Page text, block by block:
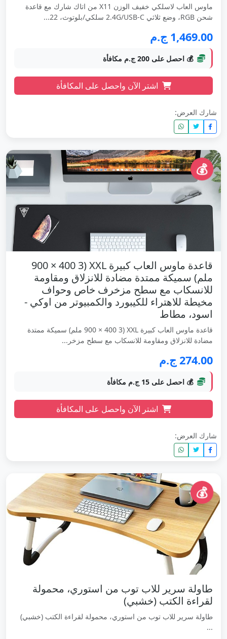
ماوس العاب لاسلكي خفيف الوزن X11 من اتاك شارك مع قاعدة
شحن RGB، وضع ثلاثي 2.4G/USB-C سلكي/بلوتوث، 22...
1,469.00 ج.م
💰 احصل على 200 ج.م مكافأة
اشتر الآن واحصل على المكافأة
شارك العرض:
💰
قاعدة ماوس العاب كبيرة XXL (900 × 400 3
ملم) سميكة ممتدة مضادة للانزلاق ومقاومة
للانسكاب مع سطح مزخرف خاص وحواف
مخيطة للاهتراء للكيبورد والكمبيوتر من اوكي -
اسود، مطاط
قاعدة ماوس العاب كبيرة XXL (900 × 400 3 ملم) سميكة ممتدة
مضادة للانزلاق ومقاومة للانسكاب مع سطح مزخر...
274.00 ج.م
💰 احصل على 15 ج.م مكافأة
اشتر الآن واحصل على المكافأة
شارك العرض:
💰
طاولة سرير للاب توب من استوري، محمولة
لقراءة الكتب (خشبي)
طاولة سرير للاب توب من استوري، محمولة لقراءة الكتب (خشبي)
...